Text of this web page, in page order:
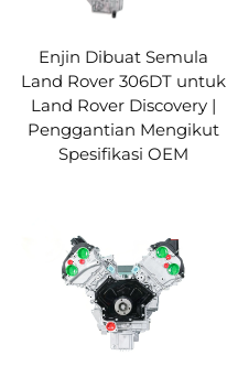
Enjin Dibuat Semula
Land Rover 306DT untuk
Land Rover Discovery |
Penggantian Mengikut
Spesifikasi OEM